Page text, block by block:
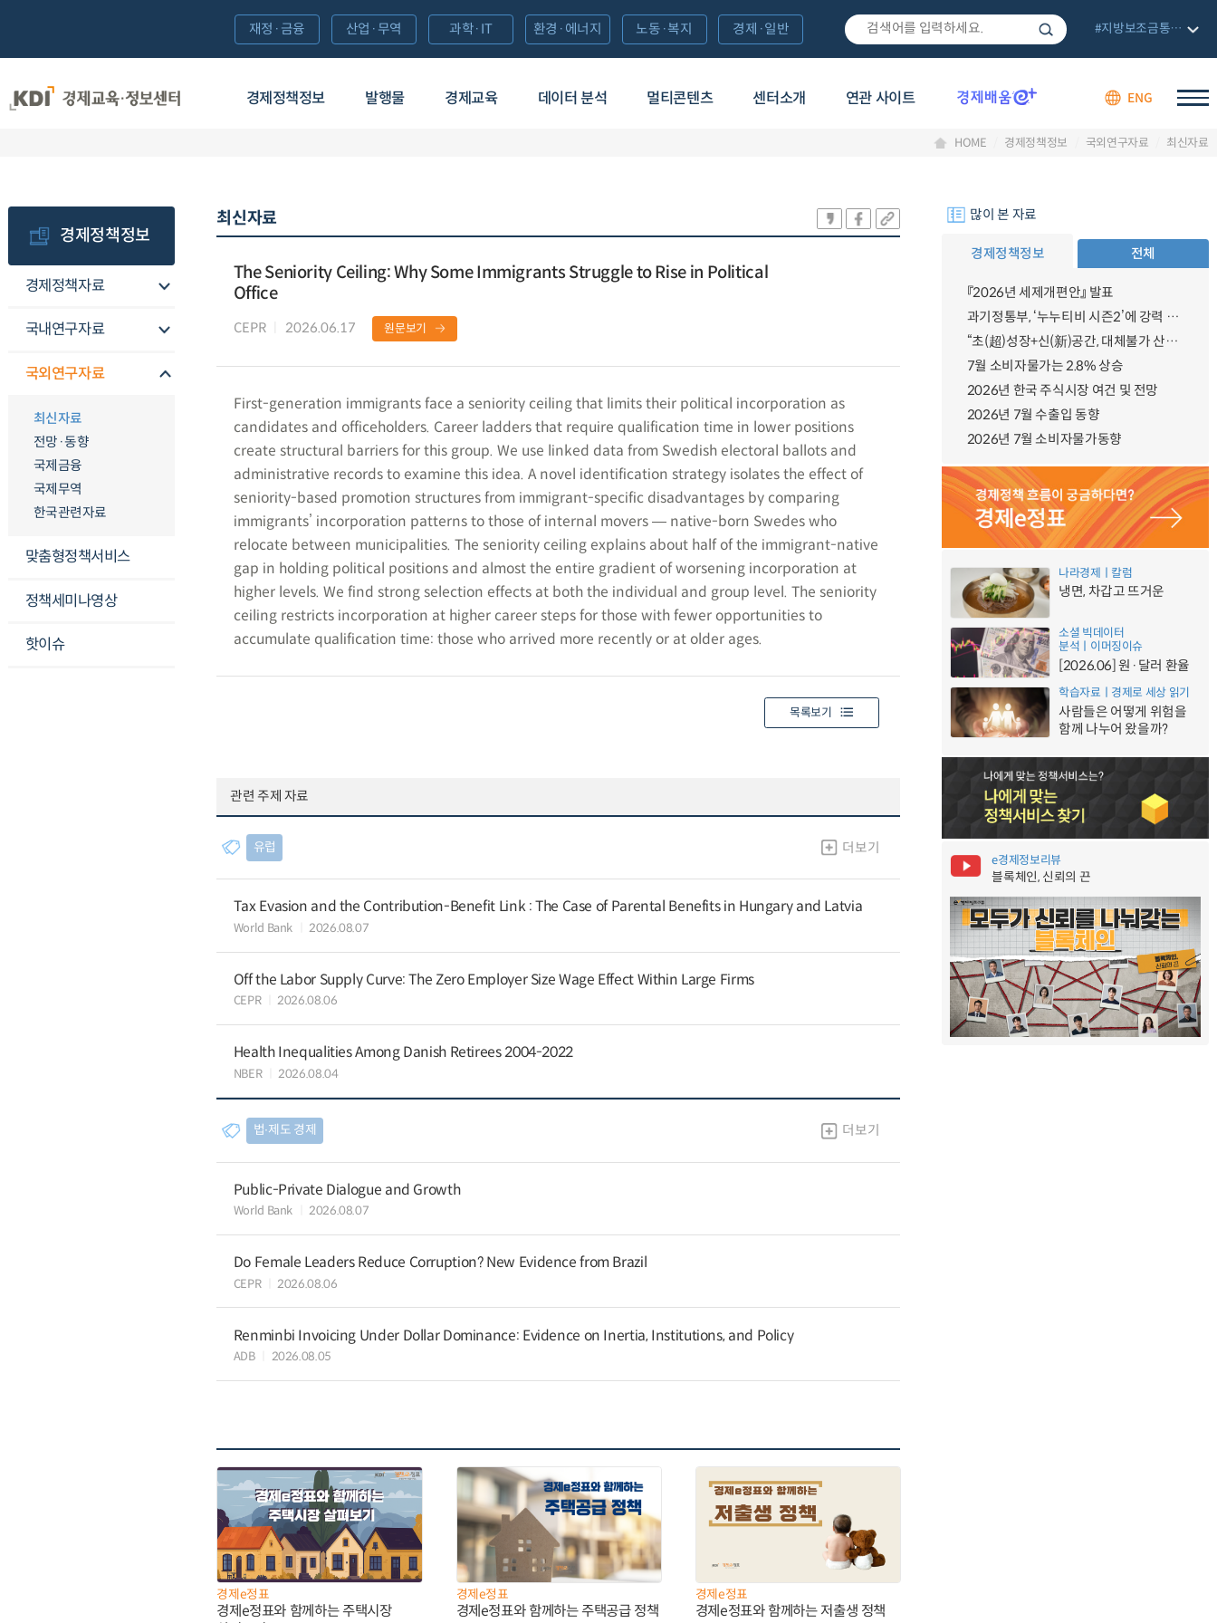
경제정책정보 발행물 경제교육 데이터 분석 멀티콘텐츠 센터소개 연관 사이트 ENG
재정·금융 산업·무역 과학·IT 환경·에너지 노동·복지 경제·일반 #지방보조금통합관리망
HOME 경제정책정보 국외연구자료 최신자료
경제정책정보
경제정책자료
국내연구자료
국외연구자료
최신자료
전망·동향
국제금융
국제무역
한국관련자료
맞춤형정책서비스
정책세미나영상
핫이슈
최신자료
The Seniority Ceiling: Why Some Immigrants Struggle to Rise in Political
Office
CEPR 2026.06.17 원문보기
First-generation immigrants face a seniority ceiling that limits their political incorporation as
candidates and officeholders. Career ladders that require qualification time in lower positions
create structural barriers for this group. We use linked data from Swedish electoral ballots and
administrative records to examine this idea. A novel identification strategy isolates the effect of
seniority-based promotion structures from immigrant-specific disadvantages by comparing
immigrants’ incorporation patterns to those of internal movers ― native-born Swedes who
relocate between municipalities. The seniority ceiling explains about half of the immigrant-native
gap in holding political positions and almost the entire gradient of worsening incorporation at
higher levels. We find strong selection effects at both the individual and group level. The seniority
ceiling restricts incorporation at higher career steps for those with fewer opportunities to
accumulate qualification time: those who arrived more recently or at older ages.
목록보기
관련 주제 자료
유럽 더보기
Tax Evasion and the Contribution-Benefit Link : The Case of Parental Benefits in Hungary and Latvia
World Bank 2026.08.07
Off the Labor Supply Curve: The Zero Employer Size Wage Effect Within Large Firms
CEPR 2026.08.06
Health Inequalities Among Danish Retirees 2004-2022
NBER 2026.08.04
법∙제도 경제 더보기
Public-Private Dialogue and Growth
World Bank 2026.08.07
Do Female Leaders Reduce Corruption? New Evidence from Brazil
CEPR 2026.08.06
Renminbi Invoicing Under Dollar Dominance: Evidence on Inertia, Institutions, and Policy
ADB 2026.08.05
경제e정표
경제e정표와 함께하는 주택시장
경제e정표
경제e정표와 함께하는 주택공급 정책
경제e정표
경제e정표와 함께하는 저출생 정책
많이 본 자료
경제정책정보 전체
『2026년 세제개편안』 발표
과기정통부, ‘누누티비 시즌2’에 강력 대응 의지 밝혀
“초(超)성장+신(新)공간, 대체불가 산업강국”
7월 소비자물가는 2.8% 상승
2026년 한국 주식시장 여건 및 전망
2026년 7월 수출입 동향
2026년 7월 소비자물가동향
나라경제ㅣ칼럼
냉면, 차갑고 뜨거운
소셜 빅데이터
분석ㅣ이머징이슈
[2026.06] 원·달러 환율
학습자료ㅣ경제로 세상 읽기
사람들은 어떻게 위험을
함께 나누어 왔을까?
e경제정보리뷰
블록체인, 신뢰의 끈